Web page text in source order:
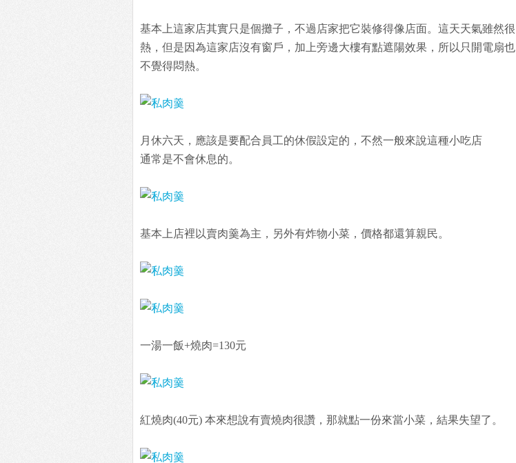
基本上這家店其實只是個攤子，不過店家把它裝修得像店面。這天天氣雖然很
熱，但是因為這家店沒有窗戶，加上旁邊大樓有點遮陽效果，所以只開電扇也
不覺得悶熱。
月休六天，應該是要配合員工的休假設定的，不然一般來說這種小吃店
通常是不會休息的。
基本上店裡以賣肉羹為主，另外有炸物小菜，價格都還算親民。
一湯一飯+燒肉=130元
紅燒肉(40元) 本來想說有賣燒肉很讚，那就點一份來當小菜，結果失望了。